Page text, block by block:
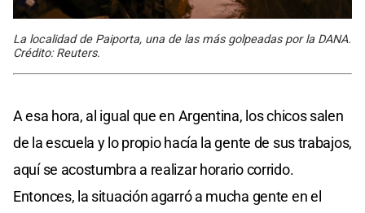
La localidad de Paiporta, una de las más golpeadas por la DANA.
Crédito: Reuters.
A esa hora, al igual que en Argentina, los chicos salen
de la escuela y lo propio hacía la gente de sus trabajos,
aquí se acostumbra a realizar horario corrido.
Entonces, la situación agarró a mucha gente en el